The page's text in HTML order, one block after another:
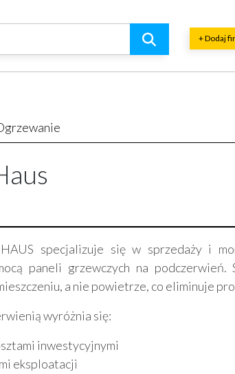
+ Dodaj
specjalizuje się w sprzedaży i
paneli grzewczych na
a nie powietrze, co eliminuje
wyróżnia się:
inwestycyjnymi
eksploatacji